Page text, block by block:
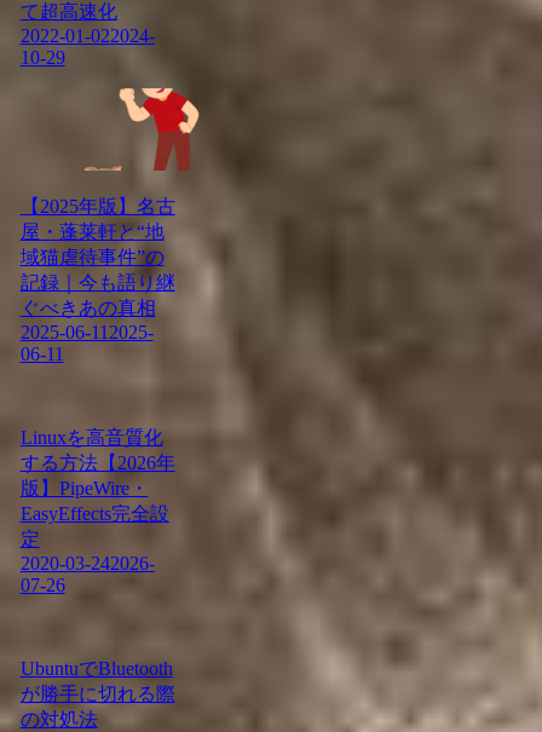
て超高速化
2022-01-022024-
10-29
【2025年版】名古
屋・蓬莱軒と“地
域猫虐待事件”の
記録｜今も語り継
ぐべきあの真相
2025-06-11 2025-
06-11
Linuxを高音質化
する方法【2026年
版】PipeWire・
EasyEffects完全設
定
2020-03-242026-
07-26
UbuntuでBluetooth
が勝手に切れる際
の対処法